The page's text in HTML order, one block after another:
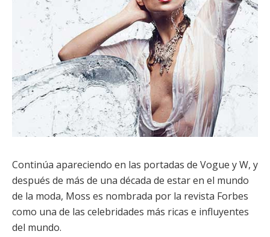
Continúa apareciendo en las portadas de Vogue y W, y
después de más de una década de estar en el mundo
de la moda, Moss es nombrada por la revista Forbes
como una de las celebridades más ricas e influyentes
del mundo.